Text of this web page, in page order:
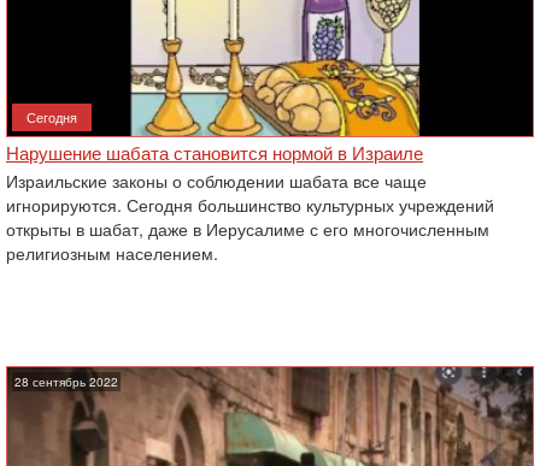
Сегодня
Нарушение шабата становится нормой в Израиле
Израильские законы о соблюдении шабата все чаще
игнорируются. Сегодня большинство культурных учреждений
открыты в шабат, даже в Иерусалиме с его многочисленным
религиозным населением.
28 сентябрь 2022